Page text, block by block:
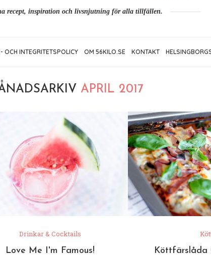
recept, inspiration och livsnjutning för alla tillfällen.
OCH INTEGRITETSPOLICY OM 56KILO.SE KONTAKT
APRIL 2017
Drinkar & Cocktails
Love Me I'm Famous!
Köttfärslåda